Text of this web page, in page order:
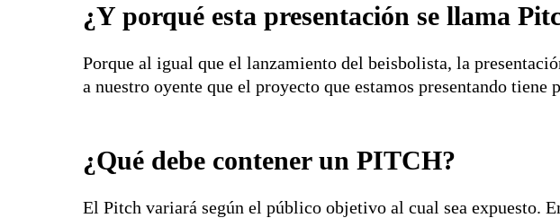
¿Y porqué esta presentación se llama
Porque al igual que el lanzamiento del beisbolista, la
a nuestro oyente que el proyecto que estamos presentando
¿Qué debe contener un PITCH?
El Pitch variará según el público objetivo al cual sea expuesto.